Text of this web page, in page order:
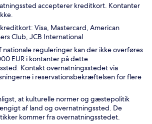
accepterer kreditkort. Kontanter
Visa, Mastercard, American
Club, JCB International
nationale reguleringer kan der ikke overføres
EUR i kontanter på dette
Kontakt overnatningsstedet via
i reservationsbekræftelsen for flere
at kulturelle normer og gæstepolitik
af land og overnatningssted. De
kommer fra overnatningsstedet.